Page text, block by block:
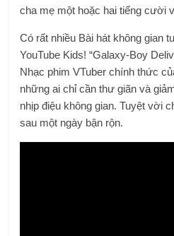
cha mẹ một hoặc hai tiếng cười
Có rất nhiều Bài hát không gian
YouTube Kids! “Galaxy-Boy
Nhạc phim VTuber chính thức
những ai chỉ cần thư giãn và
nhịp điệu không gian. Tuyệt vời
sau một ngày bận rộn.